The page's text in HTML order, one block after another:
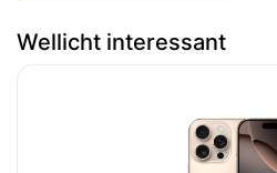
Wellicht interessant